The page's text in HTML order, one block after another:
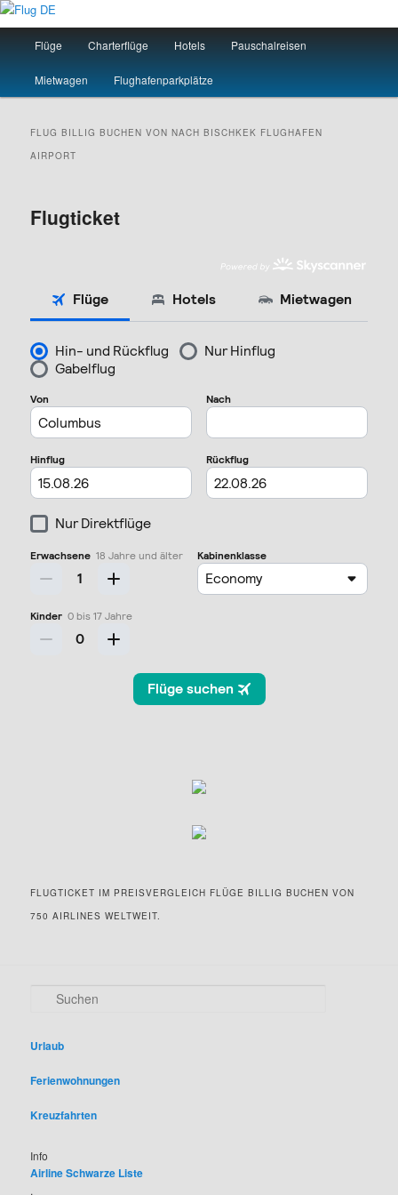
Zum
primären
Zum
sekundären
Flug DE
Flüge Charterflüge Hotels Pauschalreisen
Mietwagen Flughafenparkplätze
FLUG BILLIG BUCHEN VON NACHBISCHKEK FLUGHAFEN
AIRPORT
Flugticket
FLUGTICKET IM PREISVERGLEICH FLÜGE BILLIG BUCHEN VON
750 AIRLINES WELTWEIT.
h
n
Urlaub
Ferienwohnungen
Kreuzfahrten
Info
Airline Schwarze Liste
.